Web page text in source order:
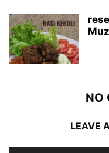
NO
LEAVE